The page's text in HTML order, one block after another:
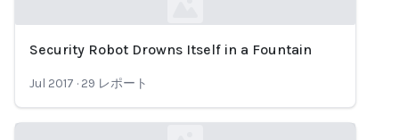
Security Robot Drowns Itself in a Fountain
Jul 2017 · 29 レポート